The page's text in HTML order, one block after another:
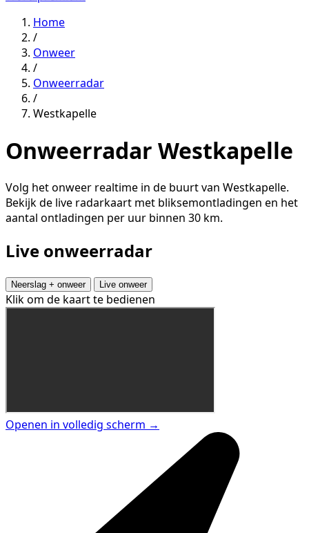
Home
/
Onweer
/
Onweerradar
/
Westkapelle
Onweerradar Westkapelle
Volg het onweer realtime in de buurt van Westkapelle.
Bekijk de live radarkaart met bliksemontladingen en het
aantal ontladingen per uur binnen 30 km.
Live onweerradar
Neerslag + onweer Live onweer
Klik om de kaart te bedienen
Openen in volledig scherm →